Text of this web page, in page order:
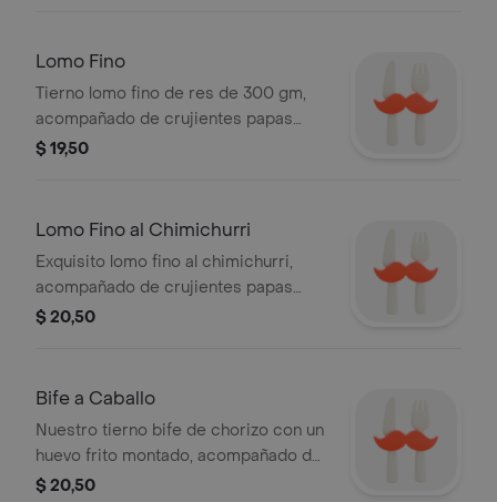
Lomo Fino
Tierno lomo fino de res de 300 gm,
acompañado de crujientes papas
fritas o papa cocida con salsa pesto,
$ 19,50
Lomo Fino al Chimichurri
Exquisito lomo fino al chimichurri,
acompañado de crujientes papas
fritas o papa cocida con salsa pesto,
$ 20,50
Bife a Caballo
Nuestro tierno bife de chorizo con un
huevo frito montado, acompañado de
crujientes papas fritas o papa cocida
$ 20,50